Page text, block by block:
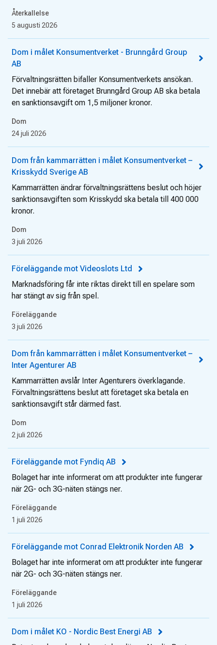
Återkallelse
5 augusti 2026
Dom i målet Konsumentverket - Brunngård Group
AB
Förvaltningsrätten bifaller Konsumentverkets ansökan.
Det innebär att företaget Brunngård Group AB ska betala
en sanktionsavgift om 1,5 miljoner kronor.
Dom
24 juli 2026
Dom från kammarrätten i målet Konsumentverket –
Krisskydd Sverige AB
Kammarrätten ändrar förvaltningsrättens beslut och höjer
sanktionsavgiften som Krisskydd ska betala till 400 000
kronor.
Dom
3 juli 2026
Föreläggande mot Videoslots Ltd
Marknadsföring får inte riktas direkt till en spelare som
har stängt av sig från spel.
Föreläggande
3 juli 2026
Dom från kammarrätten i målet Konsumentverket –
Inter Agenturer AB
Kammarrätten avslår Inter Agenturers överklagande.
Förvaltningsrättens beslut att företaget ska betala en
sanktionsavgift står därmed fast.
Dom
2 juli 2026
Föreläggande mot Fyndiq AB
Bolaget har inte informerat om att produkter inte fungerar
när 2G- och 3G-näten stängs ner.
Föreläggande
1 juli 2026
Föreläggande mot Conrad Elektronik Norden AB
Bolaget har inte informerat om att produkter inte fungerar
när 2G- och 3G-näten stängs ner.
Föreläggande
1 juli 2026
Dom i målet KO - Nordic Best Energi AB